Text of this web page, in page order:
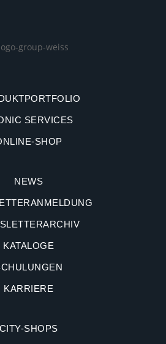
SERVICES
SHOP
NEWS
KATALOGE
KARRIERE
CITY-SHOPS